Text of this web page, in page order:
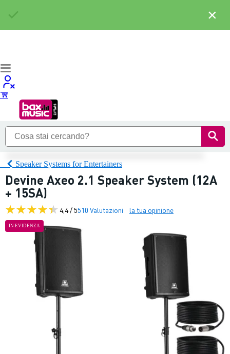
Speaker Systems for Entertainers
Devine Axeo 2.1 Speaker System (12A
+ 15SA)
4,4 / 5510 Valutazioni la tua opinione
IN EVIDENZA
×